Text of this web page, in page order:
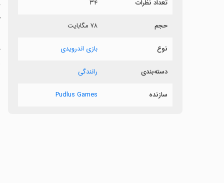
تعداد نظرات ۳۴
حجم ۷۸ مگابایت
نوع بازی اندرویدی
دسته‌بندی رانندگی
سازنده Pudlus Games